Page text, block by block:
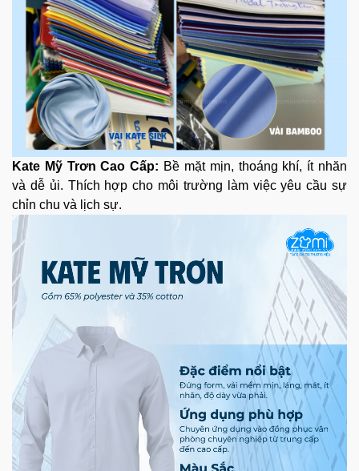
Kate Mỹ Trơn Cao Cấp: Bề mặt mịn, thoáng khí, ít nhăn
và dễ ủi. Thích hợp cho môi trường làm việc yêu cầu sự
chỉn chu và lịch sự.